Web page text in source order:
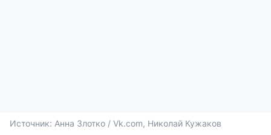
Источник: Анна Злотко / Vk.com, Николай Кужаков